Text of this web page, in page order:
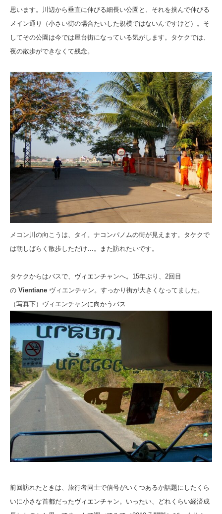
思います。
川辺から垂直に伸びる細長い公園と、それを挟んで伸びる
メイン通り（小さい街の場合たいした規模ではないんですけど）。 そ
してその公園は今では屋台街になっている気がします。 タケクでは、
夜の散歩ができなくて残念。
メコン川の向こうは、タイ。 ナコンパノムの街が見えます。 タケクで
は朝しばらく散歩しただけ…。
また訪れたいです。
タケクからはバスで、ヴィエンチャンへ。15年ぶり、2回目
の Vientiane ヴィエンチャン。 すっかり街が大きくなってました。
（写真下） ヴィエンチャンに向かうバス
前回訪れたときは、旅行者同士で信号がいくつあるか話題にしたくら
いに小さな首都だったヴィエンチャン。 いったい、どれくらい経済成